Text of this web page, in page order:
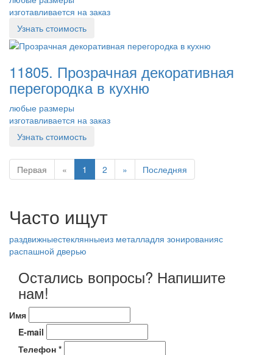
изготавливается на заказ
Узнать стоимость
11805. Прозрачная декоративная
перегородка в кухню
любые размеры
изготавливается на заказ
Узнать стоимость
Первая « 1 2 » Последняя
Часто ищут
раздвижныестеклянныеиз металладля зонированияс
распашной дверью
Остались вопросы? Напишите
нам!
Имя
E-mail
Телефон *